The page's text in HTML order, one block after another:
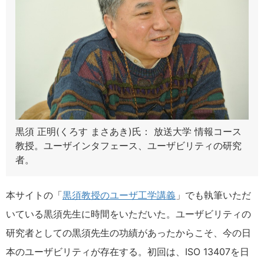
黒須 正明(くろす まさあき)氏： 放送大学 情報コース
教授。ユーザインタフェース、ユーザビリティの研究
者。
本サイトの「黒須教授のユーザ工学講義 」でも執筆いただ
いている黒須先生に時間をいただいた。ユーザビリティの
研究者としての黒須先生の功績があったからこそ、今の日
本のユーザビリティが存在する。初回は、ISO 13407を日